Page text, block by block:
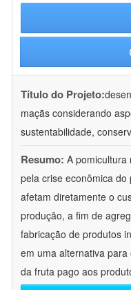
Título do Projeto:
maçãs considerando
sustentabilidade,
Resumo: A pomicultura
pela crise econômica
afetam diretamente o
produção, a fim de
fabricação de produtos
em uma alternativa
da fruta pago aos